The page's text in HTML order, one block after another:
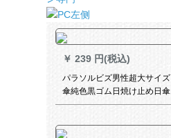
￥ 239 円(税込)
パラソルビズ男性超大サイズ
傘純色黒ゴム日焼け止め日傘
晴雨兼用傘折りたたみたみた
イズ【10骨ダブル傘】パピル